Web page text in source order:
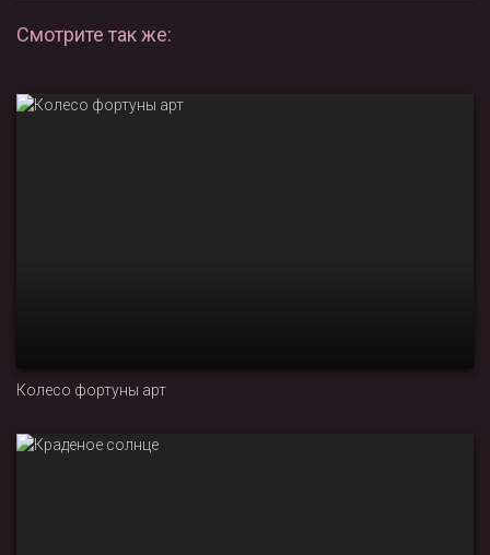
Смотрите так же:
Колесо фортуны арт